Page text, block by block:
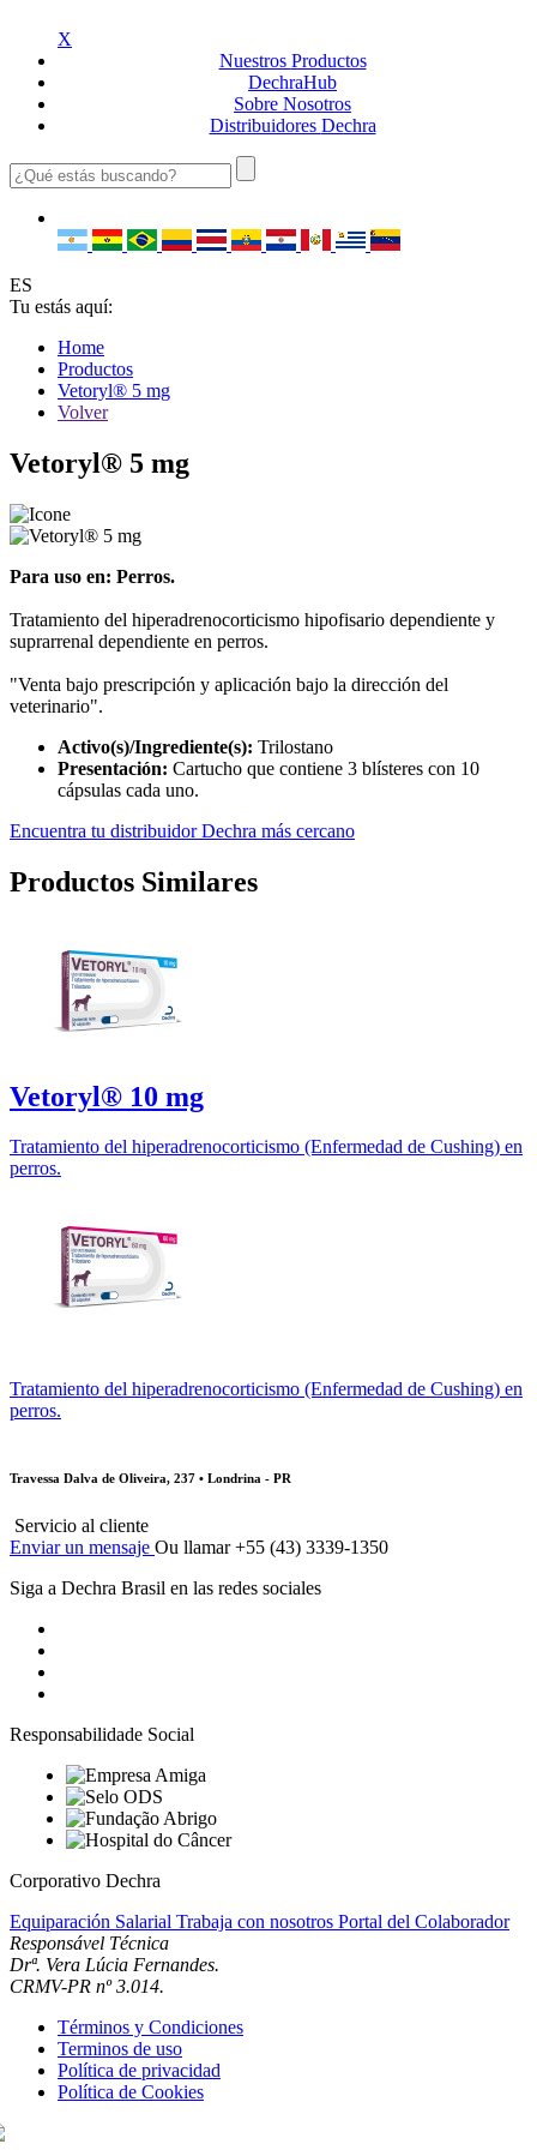
X
Nuestros Productos
DechraHub
Sobre Nosotros
Distribuidores Dechra
ES
Tu estás aquí:
Home
Productos
Vetoryl® 5 mg
Volver
Vetoryl® 5 mg
Para uso en: Perros.
Tratamiento del hiperadrenocorticismo hipofisario dependiente y
suprarrenal dependiente en perros.
"Venta bajo prescripción y aplicación bajo la dirección del
veterinario".
Activo(s)/Ingrediente(s): Trilostano
Presentación: Cartucho que contiene 3 blísteres con 10
cápsulas cada uno.
Encuentra tu distribuidor Dechra más cercano
Productos Similares
Vetoryl® 10 mg
Tratamiento del hiperadrenocorticismo (Enfermedad de Cushing) en
perros.
Tratamiento del hiperadrenocorticismo (Enfermedad de Cushing) en
perros.
Travessa Dalva de Oliveira, 237 • Londrina - PR
Servicio al cliente
Enviar un mensaje Ou llamar +55 (43) 3339-1350
Siga a Dechra Brasil en las redes sociales
Responsabilidade Social
Corporativo Dechra
Equiparación Salarial Trabaja con nosotros Portal del Colaborador
Responsável Técnica
Drª. Vera Lúcia Fernandes.
CRMV-PR nº 3.014.
Términos y Condiciones
Terminos de uso
Política de privacidad
Política de Cookies